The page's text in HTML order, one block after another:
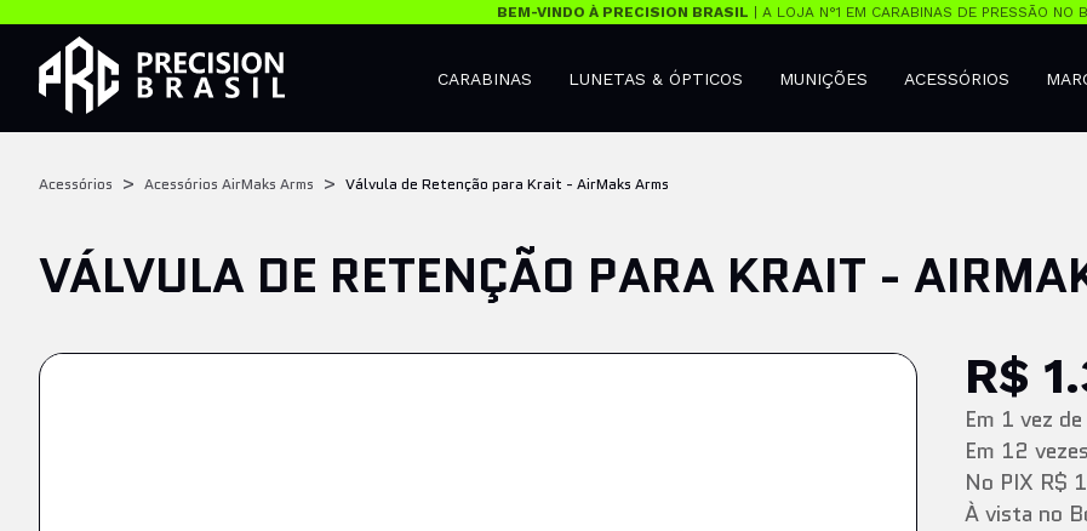
BEM-VINDO À PRECISION BRASIL | A LOJA N°1 EM CARABINAS DE PRESSÃO NO
CARABINAS LUNETAS & ÓPTICOS MUNIÇÕES ACESSÓRIOS
Acessórios Acessórios AirMaks Arms Válvula de Retenção para Krait - AirMaks Arms
VÁLVULA DE RETENÇÃO PARA KRAIT -
R$
Em 1 vez de
Em 12 vezes
No PIX R$
À vista no